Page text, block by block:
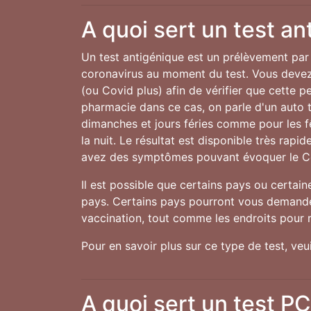
A quoi sert un test
Un test antigénique est un prélèvement
coronavirus au moment du test. Vous
(ou Covid plus) afin de vérifier que cette
pharmacie dans ce cas, on parle d'un
dimanches et jours féries comme pour les
la nuit. Le résultat est disponible très
avez des symptômes pouvant évoquer le
Il est possible que certains pays ou
pays. Certains pays pourront vous
vaccination, tout comme les endroits pour
Pour en savoir plus sur ce type de test,
A quoi sert un test